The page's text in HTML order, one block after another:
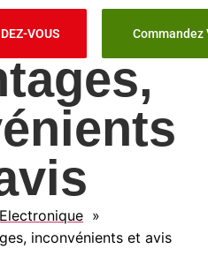
VOUS Commandez
E85
Electronique »
inconvénients et avis